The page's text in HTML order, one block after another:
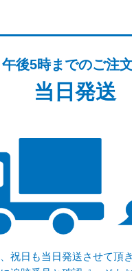
午後5時までのご注
当日発送
祝日も当日発送させて頂き